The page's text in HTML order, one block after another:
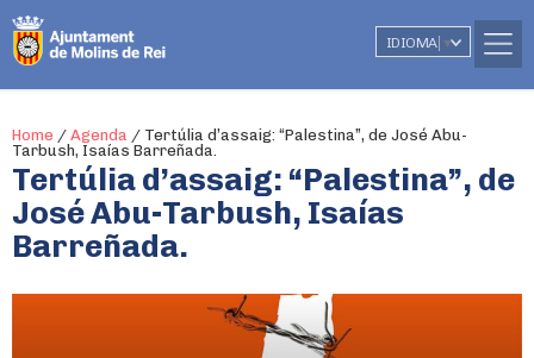
IDIOMA ▼
Home / Agenda / Tertúlia d’assaig: “Palestina”, de José Abu-
Tarbush, Isaías Barreñada.
Tertúlia d’assaig: “Palestina”, de
José Abu-Tarbush, Isaías
Barreñada.